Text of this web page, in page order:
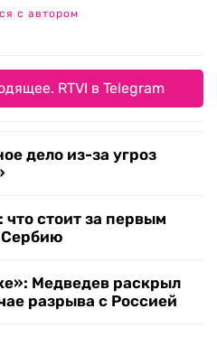
с автором
RTVI в Telegram
дело из-за угроз
стоит за первым
Сербию
Медведев раскрыл
разрыва с Россией